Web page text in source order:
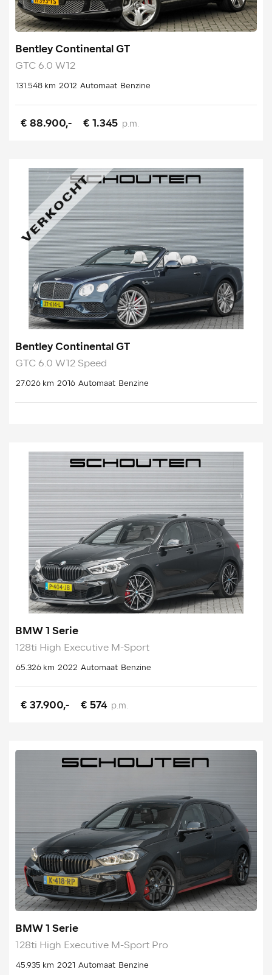
Bentley Continental GT
GTC 6.0 W12
131.548 km 2012 Automaat Benzine
€ 88.900,- € 1.345 p.m.
Bentley Continental GT
GTC 6.0 W12 Speed
27.026 km 2016 Automaat Benzine
BMW 1 Serie
128ti High Executive M-Sport
65.326 km 2022 Automaat Benzine
€ 37.900,- € 574 p.m.
BMW 1 Serie
128ti High Executive M-Sport Pro
45.935 km 2021 Automaat Benzine